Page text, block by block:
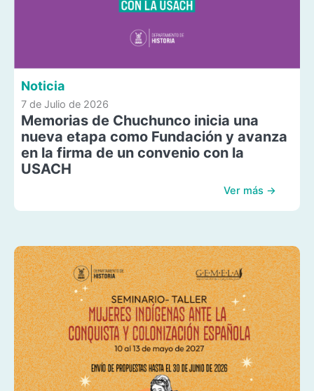
Noticia
7 de Julio de 2026
Memorias de Chuchunco inicia una
nueva etapa como Fundación y avanza
en la firma de un convenio con la
USACH
Ver más →